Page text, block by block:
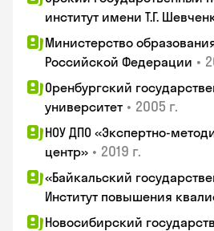
институт имени Т.Г.
Министерство
Российской Федерации •
Оренбургский
университет • 2005 г.
НОУ ДПО «Экспертно-
центр» • 2019 г.
«Байкальский
Институт повышения
Новосибирский